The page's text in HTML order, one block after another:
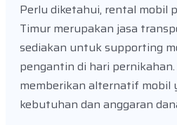
Perlu diketahui, rental mobil
Timur merupakan jasa
sediakan untuk supporting
pengantin di hari pernikahan.
memberikan alternatif mobil
kebutuhan dan anggaran